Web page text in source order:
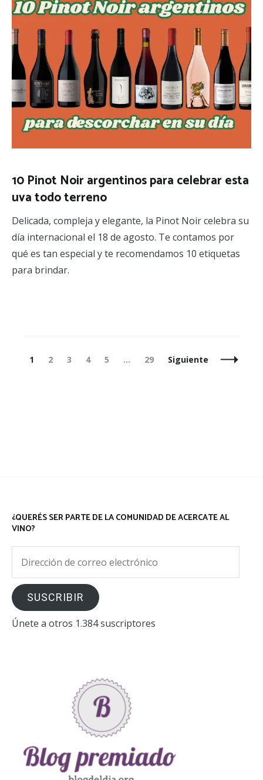
10 Pinot Noir argentinos para celebrar esta
uva todo terreno
Delicada, compleja y elegante, la Pinot Noir celebra su
día internacional el 18 de agosto. Te contamos por
qué es tan especial y te recomendamos 10 etiquetas
para brindar.
Navegación
Página
1 Página
2 Página
3 Página
4 Página
5 … Página
29 Siguiente
¿QUERÉS SER PARTE DE LA COMUNIDAD DE ACERCATE AL
VINO?
correo
electrónico
SUSCRIBIR
Únete a otros 1.384 suscriptores